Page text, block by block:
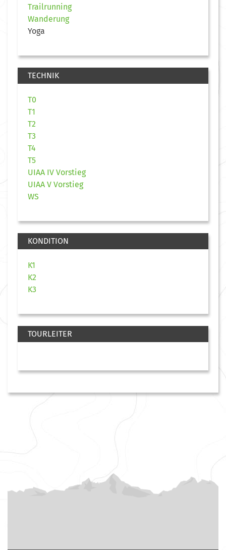
Trailrunning
Wanderung
Yoga
TECHNIK
T0
T1
T2
T3
T4
T5
UIAA IV Vorstieg
UIAA V Vorstieg
WS
KONDITION
K1
K2
K3
TOURLEITER